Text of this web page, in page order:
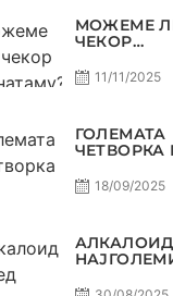
МОЖЕМЕ
ЧЕКОР
11/11/2025
ГОЛЕМАТА
ЧЕТВОРКА
КОПЈАТА
18/09/2025